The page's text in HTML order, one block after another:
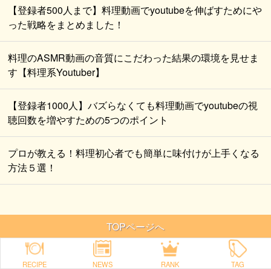
【登録者500人まで】料理動画でyoutubeを伸ばすためにや
った戦略をまとめました！
料理のASMR動画の音質にこだわった結果の環境を見せま
す【料理系Youtuber】
【登録者1000人】バズらなくても料理動画でyoutubeの視
聴回数を増やすための5つのポイント
プロが教える！料理初心者でも簡単に味付けが上手くなる
方法５選！
TOPページへ
RECIPE NEWS RANK TAG